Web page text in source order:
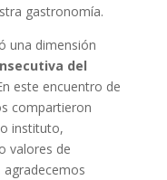
gastronomía.
una dimensión
del
este encuentro de
compartieron
instituto,
valores de